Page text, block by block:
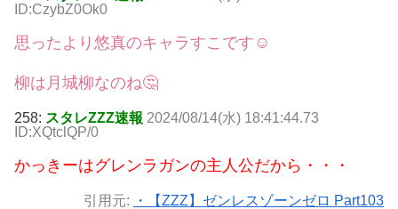
ID:CzybZ0Ok0
思ったより悠真のキャラすこです☺
柳は月城柳なのね🤔
258: スタレZZZ速報 2024/08/14(水) 18:41:44.73
ID:XQtclQP/0
かっきーはグレンラガンの主人公だから・・・
引用元: ・【ZZZ】ゼンレスゾーンゼロ Part103